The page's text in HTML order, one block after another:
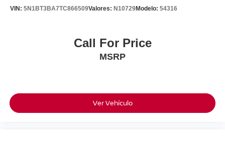
VIN: 5N1BT3BA7TC866509Valores: N10729Modelo: 54316
Call For Price
MSRP
Ver Vehículo